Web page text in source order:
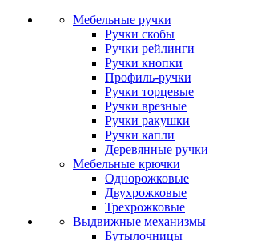
Мебельные ручки
Ручки скобы
Ручки рейлинги
Ручки кнопки
Профиль-ручки
Ручки торцевые
Ручки врезные
Ручки ракушки
Ручки капли
Деревянные ручки
Мебельные крючки
Однорожковые
Двухрожковые
Трехрожковые
Выдвижные механизмы
Бутылочницы